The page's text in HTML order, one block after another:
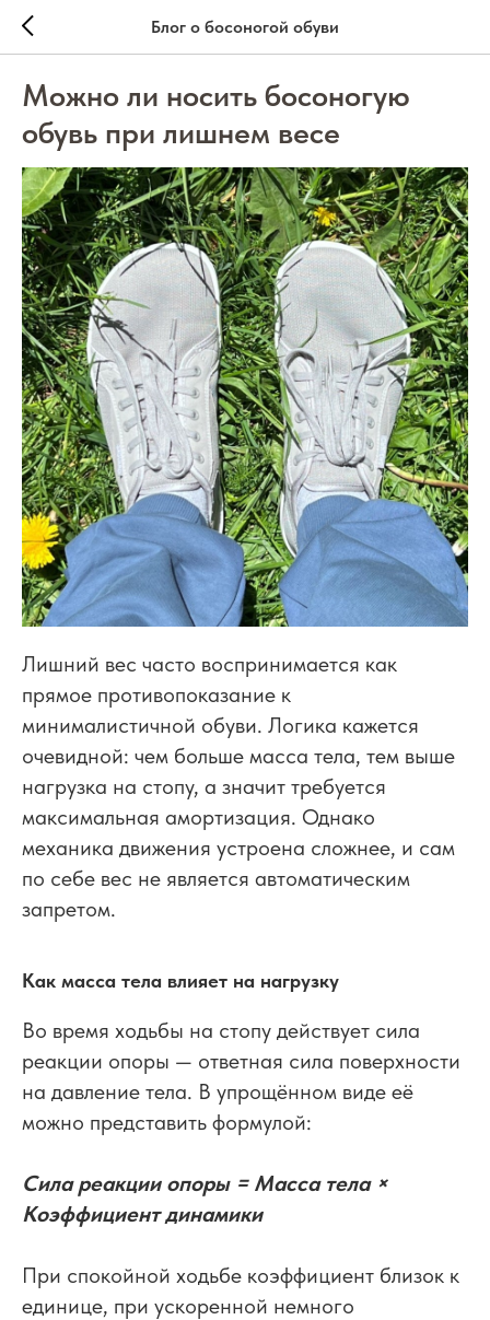
Блог о босоногой обуви
Можно ли носить босоногую
обувь при лишнем весе
Лишний вес часто воспринимается как
прямое противопоказание к
минималистичной обуви. Логика кажется
очевидной: чем больше масса тела, тем выше
нагрузка на стопу, а значит требуется
максимальная амортизация. Однако
механика движения устроена сложнее, и сам
по себе вес не является автоматическим
запретом.
Как масса тела влияет на нагрузку
Во время ходьбы на стопу действует сила
реакции опоры — ответная сила поверхности
на давление тела. В упрощённом виде её
можно представить формулой:
Сила реакции опоры = Масса тела ×
Коэффициент динамики
При спокойной ходьбе коэффициент близок к
единице, при ускоренной немного